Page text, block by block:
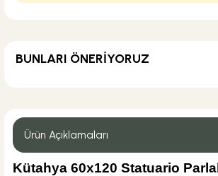
BUNLARI ÖNERİYORUZ
Ürün Açıklamaları
Kütahya 60x120 Statuario